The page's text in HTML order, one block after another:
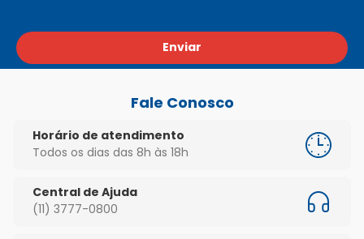
Enviar
Fale Conosco
Horário de atendimento
Todos os dias das 8h às 18h
Central de Ajuda
(11) 3777-0800